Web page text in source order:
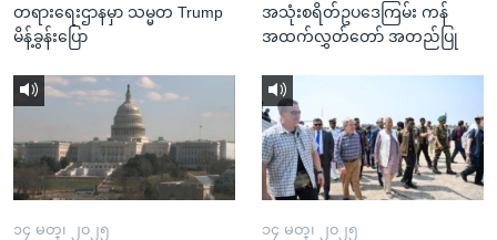
တရားရေးဌာနမှာ သမ္မတ Trump
မိန့်ခွန်းပြော
အသုံးစရိတ်ဥပဒေကြမ်း ကန်
အထက်လွှတ်တော် အတည်ပြု
၁၄ မတ္၊ ၂၀၂၅ ၁၄ မတ္၊ ၂၀၂၅